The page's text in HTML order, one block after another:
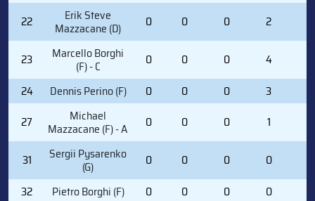
22 Erik Steve
Mazzacane (D) 0 0 0 2
23 Marcello Borghi
(F) - C 0 0 0 4
24
Dennis Perino (F) 0 0 0 3
27
Michael
Mazzacane (F) - A 0 0 0 1
31 Sergii Pysarenko
(G) 0 0 0 0
32
Pietro Borghi (F) 0 0 0 0